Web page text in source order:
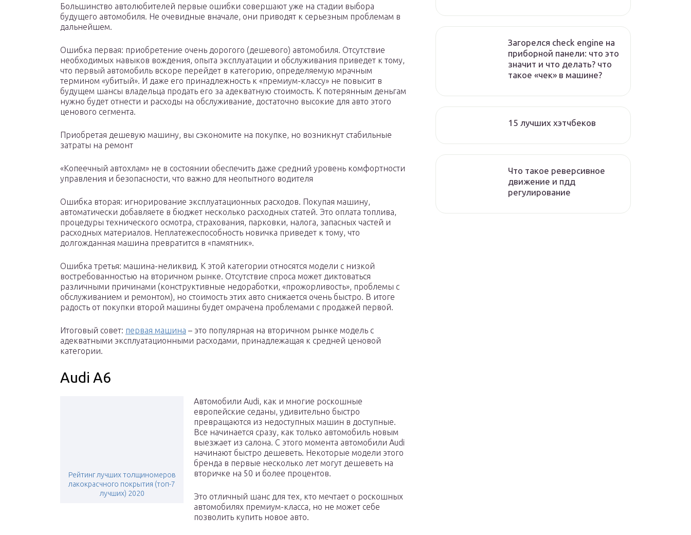
Большинство автолюбителей первые ошибки совершают уже на стадии выбора
будущего автомобиля. Не очевидные вначале, они приводят к серьезным проблемам в
дальнейшем.
Ошибка первая: приобретение очень дорогого (дешевого) автомобиля. Отсутствие
необходимых навыков вождения, опыта эксплуатации и обслуживания приведет к тому,
что первый автомобиль вскоре перейдет в категорию, определяемую мрачным
термином «убитый». И даже его принадлежность к «премиум-классу» не повысит в
будущем шансы владельца продать его за адекватную стоимость. К потерянным деньгам
нужно будет отнести и расходы на обслуживание, достаточно высокие для авто этого
ценового сегмента.
Приобретая дешевую машину, вы сэкономите на покупке, но возникнут стабильные
затраты на ремонт
«Копеечный автохлам» не в состоянии обеспечить даже средний уровень комфортности
управления и безопасности, что важно для неопытного водителя
Ошибка вторая: игнорирование эксплуатационных расходов. Покупая машину,
автоматически добавляете в бюджет несколько расходных статей. Это оплата топлива,
процедуры технического осмотра, страхования, парковки, налога, запасных частей и
расходных материалов. Неплатежеспособность новичка приведет к тому, что
долгожданная машина превратится в «памятник».
Ошибка третья: машина-неликвид. К этой категории относятся модели с низкой
востребованностью на вторичном рынке. Отсутствие спроса может диктоваться
различными причинами (конструктивные недоработки, «прожорливость», проблемы с
обслуживанием и ремонтом), но стоимость этих авто снижается очень быстро. В итоге
радость от покупки второй машины будет омрачена проблемами с продажей первой.
Итоговый совет: первая машина – это популярная на вторичном рынке модель с
адекватными эксплуатационными расходами, принадлежащая к средней ценовой
категории.
Audi A6
Рейтинг лучших толщиномеров
лакокрасчного покрытия (топ-7
лучших) 2020
Автомобили Audi, как и многие роскошные
европейские седаны, удивительно быстро
превращаются из недоступных машин в доступные.
Все начинается сразу, как только автомобиль новым
выезжает из салона. С этого момента автомобили Audi
начинают быстро дешеветь. Некоторые модели этого
бренда в первые несколько лет могут дешеветь на
вторичке на 50 и более процентов.
Это отличный шанс для тех, кто мечтает о роскошных
автомобилях премиум-класса, но не может себе
позволить купить новое авто.
Загорелся check engine на
приборной панели: что это
значит и что делать? что
такое «чек» в машине?
15 лучших хэтчбеков
Что такое реверсивное
движение и пдд
регулирование